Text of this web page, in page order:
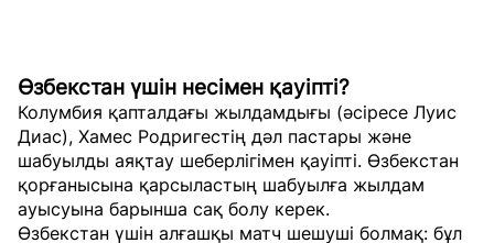
Өзбекстан үшін несімен қауіпті?
Колумбия қапталдағы жылдамдығы (әсіресе Луис
Диас), Хамес Родригестің дәл пастары және
шабуылды аяқтау шеберлігімен қауіпті. Өзбекстан
қорғанысына қарсыластың шабуылға жылдам
ауысуына барынша сақ болу керек.
Өзбекстан үшін алғашқы матч шешуші болмақ: бұл